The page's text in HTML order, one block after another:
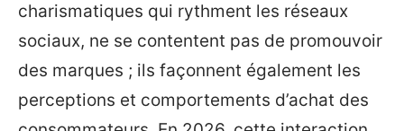
charismatiques qui rythment les réseaux
sociaux, ne se contentent pas de promouvoir
des marques ; ils façonnent également les
perceptions et comportements d’achat des